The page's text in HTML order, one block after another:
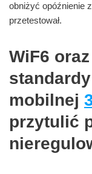
obniżyć opóźnienie
przetestował.
WiF6
mobilnej
przytulić